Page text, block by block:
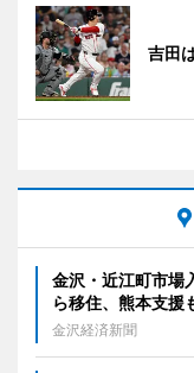
吉田
金沢・近江町市
ら移住、熊本支援
金沢経済新聞